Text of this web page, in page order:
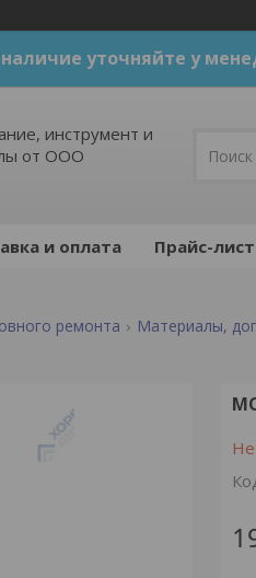
уточняйте у
инструмент и
от ООО
и оплата Прайс-лист
ремонта Материалы,